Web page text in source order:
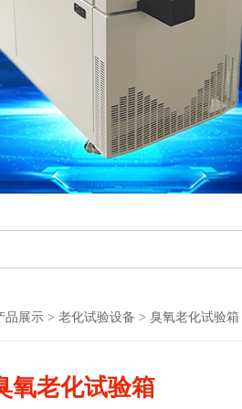
品展示 > 老化试验设备 > 臭氧老化试验箱
氧老化试验箱